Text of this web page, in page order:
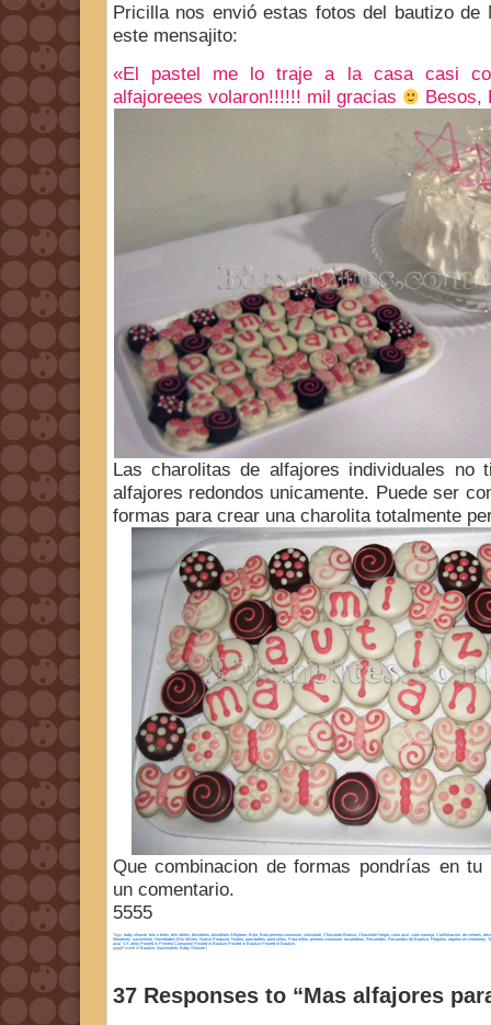
Pricilla nos envió estas fotos del bautizo de
este mensajito:
«El pastel me lo traje a la casa casi
alfajoreees volaron!!!!!! mil gracias
Besos,
Las charolitas de alfajores individuales no
alfajores redondos unicamente. Puede ser
formas para crear una charolita totalmente
Que combinacion de formas pondrías en tu
un comentario.
5555
Tags: baby shower, bits n bites, bits´nbites, bitsnbites, bitsnbites Alfajores, Bolo, Bolo primera comunion, chocolate, Chocolate Blanco, Chocolate Negro, color azul color naranja, Confirmacion, de colores,
Monterrey, nacimiento, Novedades Bits'nBites, Nuevo Producto, Nutela, para bebes, para niñas, Para niños, primera comunion, recuerditos, Recuerdos, Recuerdos de Bautizo, Regalos, regalos en monterrey,
azul
VX años Posted in Primera Comunion Posted in Bautizo Posted in Bautizo Posted in Bautizo
ppppPosted in Bautizo, Nacimiento, Baby Shower|
37 Responses to “Mas alfajores